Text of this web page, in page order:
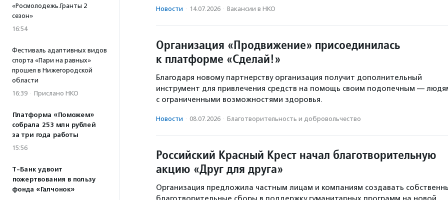
«Росмолодежь.Гранты 2
сезон»
16:54
Фестиваль адаптивных видов
спорта «Пари на равных»
прошел в Нижегородской
области
16:39 · Прислано НКО
Платформа «Поможем»
собрала 253 млн рублей
за три года работы
15:56
Т-Банк удвоит
пожертвования в пользу
фонда «Галчонок»
Новости · 14.07.2026 · Вакансии в НКО
Организация «Продвижение» присоединилась
к платформе «Сделай!»
Благодаря новому партнерству организация получит дополнительный
инструмент для привлечения средств на помощь своим подопечным —
с ограниченными возможностями здоровья.
Новости · 08.07.2026 · Благотвори­тель­ность и доброволь­чест­во
Российский Красный Крест начал благотворительную
акцию «Друг для друга»
Организация предложила частным лицам и компаниям создавать